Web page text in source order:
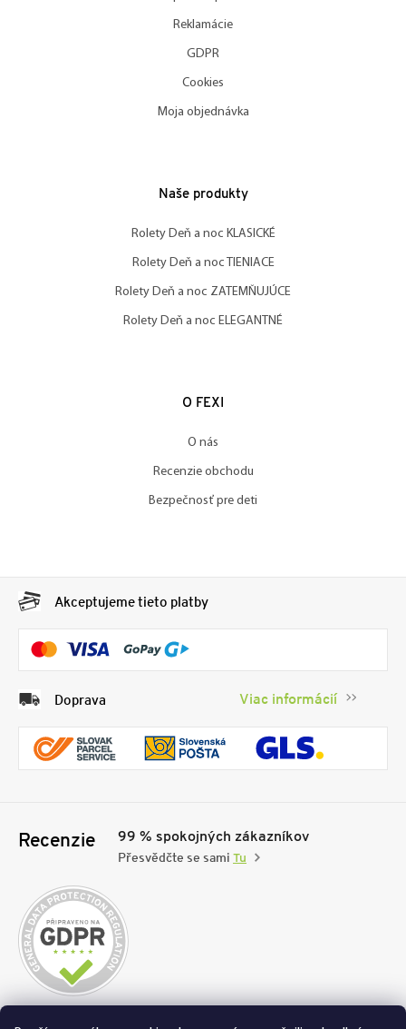
Reklamácie
GDPR
Cookies
Moja objednávka
Naše produkty
Rolety Deň a noc KLASICKÉ
Rolety Deň a noc TIENIACE
Rolety Deň a noc ZATEMŇUJÚCE
Rolety Deň a noc ELEGANTNÉ
O FEXI
O nás
Recenzie obchodu
Bezpečnosť pre deti
Akceptujeme tieto platby
Doprava Viac informácií
Recenzie 99 % spokojných zákazníkov
Přesvědčte se sami Tu